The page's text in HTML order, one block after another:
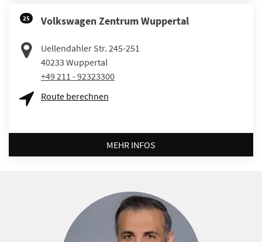
25 Volkswagen Zentrum Wuppertal
Uellendahler Str. 245-251
40233 Wuppertal
+49 211 - 92323300
Route berechnen
MEHR INFOS